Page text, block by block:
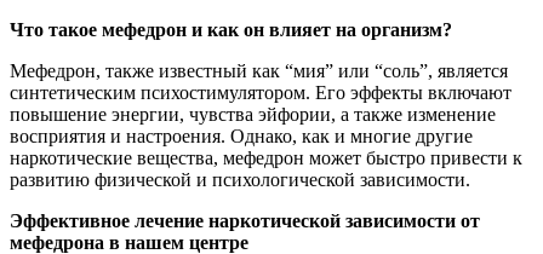
Что такое мефедрон и как он влияет на организм?
Мефедрон, также известный как “мия” или “соль”, является
синтетическим психостимулятором. Его эффекты включают
повышение энергии, чувства эйфории, а также изменение
восприятия и настроения. Однако, как и многие другие
наркотические вещества, мефедрон может быстро привести к
развитию физической и психологической зависимости.
Эффективное лечение наркотической зависимости от
мефедрона в нашем центре